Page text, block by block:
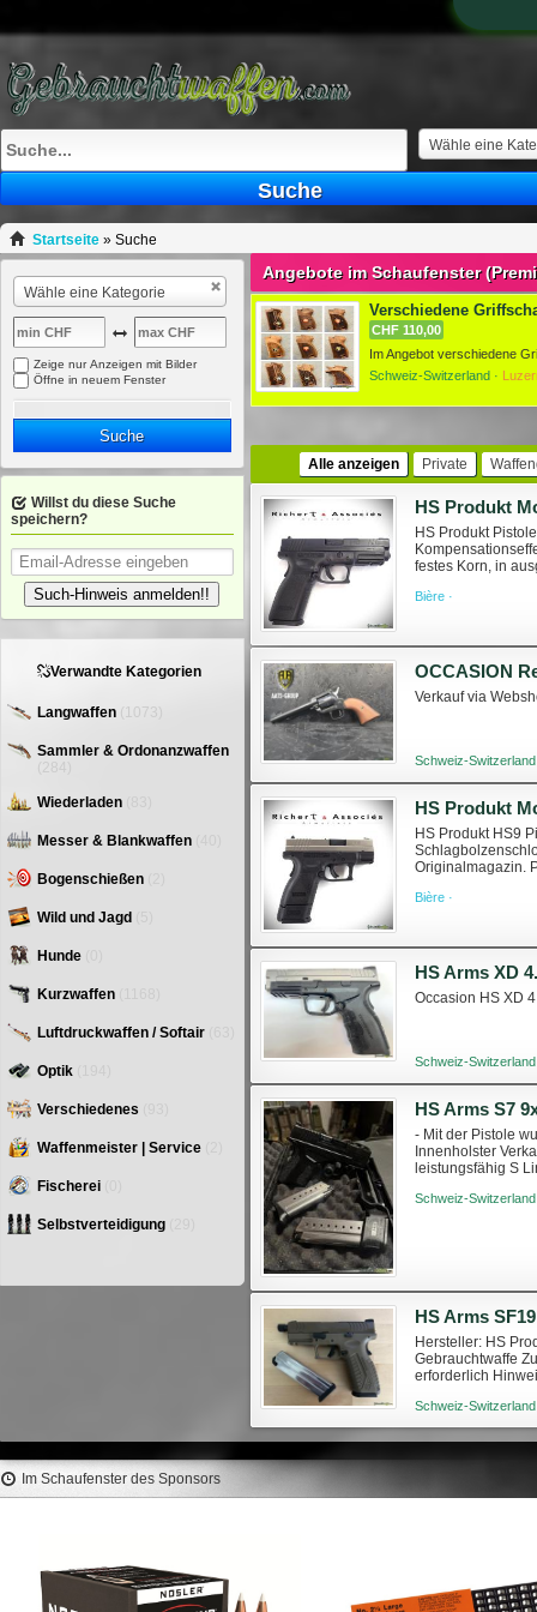
Wähle eine
Suche
Startseite» Suche
Angebote im Schaufenster
Verschiedene
CHF 110,00
Schweiz-Switzerland ·
Alle anzeigen Private
HS Produkt
HS Produkt
festes Korn, in
Bière ·
OCCASION
Verkauf via
Schweiz-
HS Produkt
HS Produkt HS9
Originalmagazin.
Bière ·
Occasion HS XD
Schweiz-
HS Arms S7
- Mit der Pistole
Innenholster
leistungsfähig S
Schweiz-
HS Arms
Hersteller: HS
Gebrauchtwaffe
erforderlich
Schweiz-
Wähle eine Kategorie
Zeige nur Anzeigen mit Bilder
Öffne in neuem Fenster
Suche
Willst du diese Suche
speichern?
Such-Hinweis anmelden!!
Verwandte Kategorien
Langwaffen (1073)
Sammler & Ordonanzwaffen
(284)
Wiederladen
Messer & Blankwaffen
Bogenschießen
Wild und Jagd
Hunde
Kurzwaffen
Luftdruckwaffen / Softair
Optik
Verschiedenes
Waffenmeister | Service
Fischerei
Selbstverteidigung
Im Schaufenster des Sponsors